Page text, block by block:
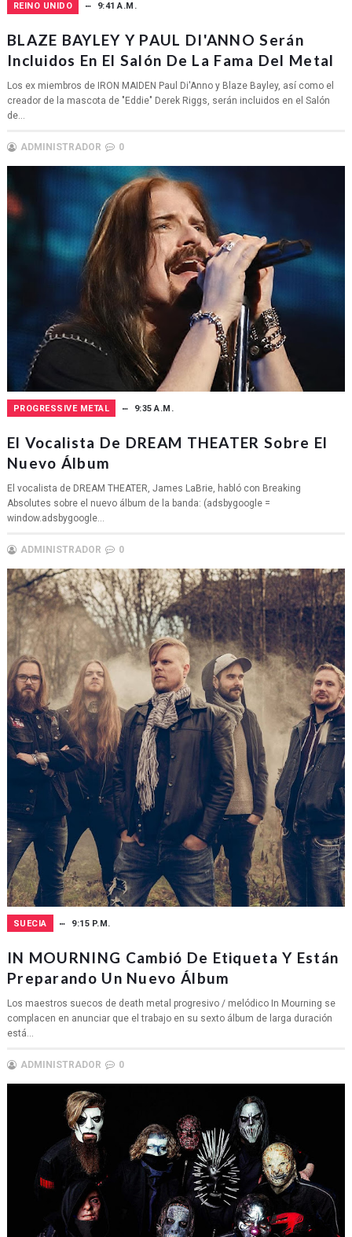
REINO UNIDO 9:41 A.M.
BLAZE BAYLEY Y PAUL DI'ANNO Serán
Incluidos En El Salón De La Fama Del Metal
Los ex miembros de IRON MAIDEN Paul Di'Anno y Blaze Bayley, así como el
creador de la mascota de "Eddie" Derek Riggs, serán incluidos en el Salón
de...
ADMINISTRADOR 0
PROGRESSIVE METAL 9:35 A.M.
El Vocalista De DREAM THEATER Sobre El
Nuevo Álbum
El vocalista de DREAM THEATER, James LaBrie, habló con Breaking
Absolutes sobre el nuevo álbum de la banda: (adsbygoogle =
window.adsbygoogle...
ADMINISTRADOR 0
SUECIA 9:15 P.M.
IN MOURNING Cambió De Etiqueta Y Están
Preparando Un Nuevo Álbum
Los maestros suecos de death metal progresivo / melódico In Mourning se
complacen en anunciar que el trabajo en su sexto álbum de larga duración
está...
ADMINISTRADOR 0